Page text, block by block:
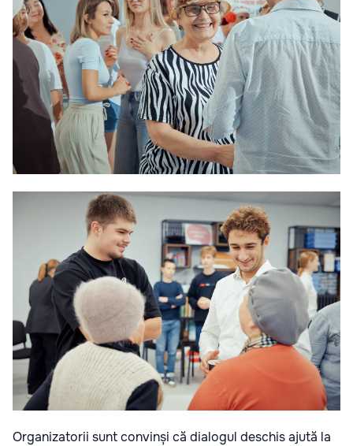
Organizatorii sunt convinși că dialogul deschis ajută la